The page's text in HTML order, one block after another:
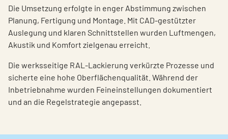
Die Umsetzung erfolgte in enger Abstimmung zwischen
Planung, Fertigung und Montage. Mit CAD-gestützter
Auslegung und klaren Schnittstellen wurden Luftmengen,
Akustik und Komfort zielgenau erreicht.
Die werksseitige RAL-Lackierung verkürzte Prozesse und
sicherte eine hohe Oberflächenqualität. Während der
Inbetriebnahme wurden Feineinstellungen dokumentiert
und an die Regelstrategie angepasst.